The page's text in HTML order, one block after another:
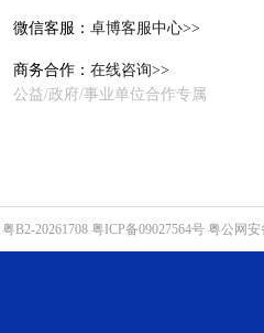
微信客服： 卓博客服中心>>
商务合作： 在线咨询>>
公益/政府/事业单位合作专属
粤B2-20261708 粤ICP备09027564号 粤公网安